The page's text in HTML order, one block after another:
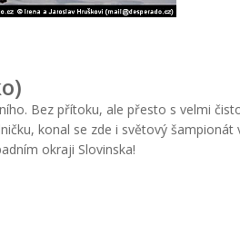
Bez přítoku, ale přesto s velmi
konal se zde i světový šampionát
okraji Slovinska!